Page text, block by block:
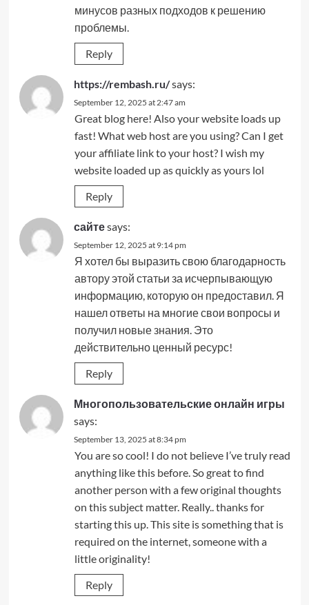
минусов разных подходов к решению
проблемы.
Reply
https://rembash.ru/says:
September 12, 2025 at 2:47 am
Great blog here! Also your website loads up
fast! What web host are you using? Can I get
your affiliate link to your host? I wish my
website loaded up as quickly as yours lol
Reply
сайтеsays:
September 12, 2025 at 9:14 pm
Я хотел бы выразить свою благодарность
автору этой статьи за исчерпывающую
информацию, которую он предоставил. Я
нашел ответы на многие свои вопросы и
получил новые знания. Это
действительно ценный ресурс!
Reply
Многопользовательские онлайн игры
says:
September 13, 2025 at 8:34 pm
You are so cool! I do not believe I’ve truly read
anything like this before. So great to find
another person with a few original thoughts
on this subject matter. Really.. thanks for
starting this up. This site is something that is
required on the internet, someone with a
little originality!
Reply